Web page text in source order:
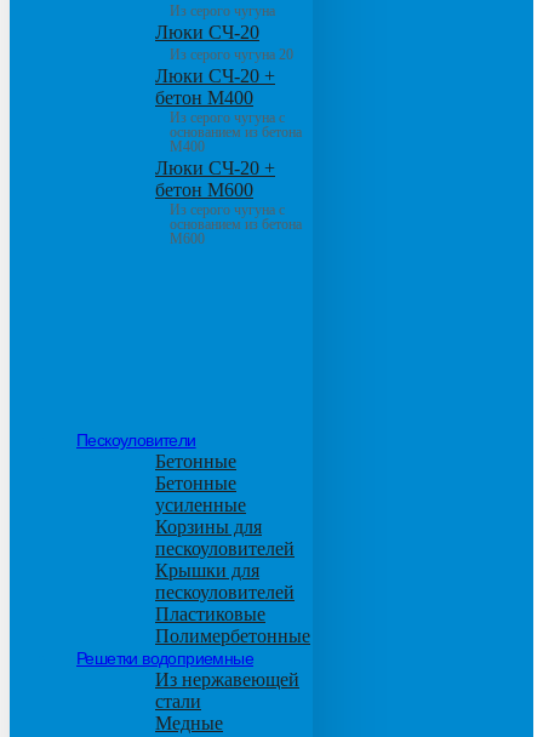
Из серого чугуна
Люки СЧ-20
Из серого чугуна 20
Люки СЧ-20 +
бетон М400
Из серого чугуна с
основанием из бетона
М400
Люки СЧ-20 +
бетон М600
Из серого чугуна с
основанием из бетона
М600
Пескоуловители
Бетонные
Бетонные
усиленные
Корзины для
пескоуловителей
Крышки для
пескоуловителей
Пластиковые
Полимербетонные
Решетки водоприемные
Из нержавеющей
стали
Медные